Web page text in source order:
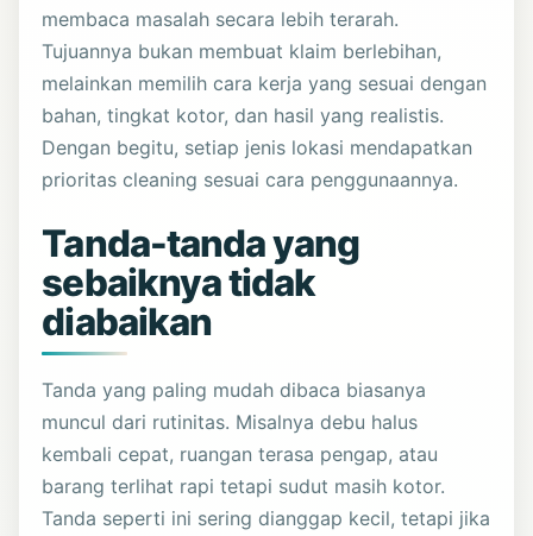
membaca masalah secara lebih terarah.
Tujuannya bukan membuat klaim berlebihan,
melainkan memilih cara kerja yang sesuai dengan
bahan, tingkat kotor, dan hasil yang realistis.
Dengan begitu, setiap jenis lokasi mendapatkan
prioritas cleaning sesuai cara penggunaannya.
Tanda-tanda yang
sebaiknya tidak
diabaikan
Tanda yang paling mudah dibaca biasanya
muncul dari rutinitas. Misalnya debu halus
kembali cepat, ruangan terasa pengap, atau
barang terlihat rapi tetapi sudut masih kotor.
Tanda seperti ini sering dianggap kecil, tetapi jika